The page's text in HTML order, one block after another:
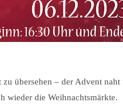
zu übersehen – der Advent
wieder die Weihnachtsmärkte.